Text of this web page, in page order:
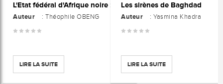
L'Etat fédéral d'Afrique noire : La seule issue
Auteur : Théophile OBENG
LIRE LA SUITE
Les sirènes de Baghdad
Auteur : Yasmina Khadra
LIRE LA SUITE